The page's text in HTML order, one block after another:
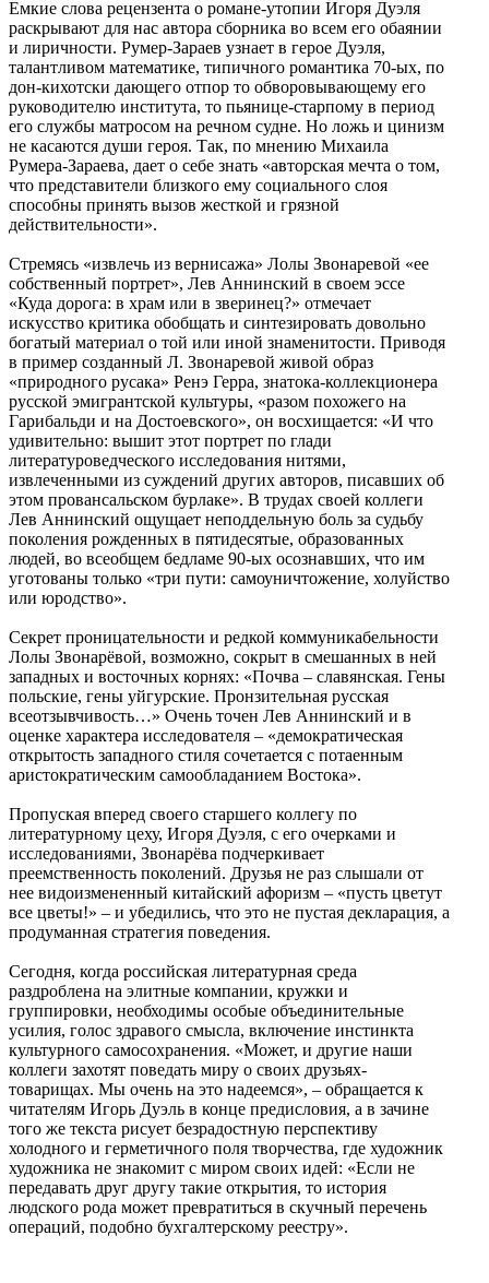
Емкие слова рецензента о романе-утопии Игоря Дуэля
раскрывают для нас автора сборника во всем его обаянии
и лиричности. Румер-Зараев узнает в герое Дуэля,
талантливом математике, типичного романтика 70-ых, по
дон-кихотски дающего отпор то обворовывающему его
руководителю института, то пьянице-старпому в период
его службы матросом на речном судне. Но ложь и цинизм
не касаются души героя. Так, по мнению Михаила
Румера-Зараева, дает о себе знать «авторская мечта о том,
что представители близкого ему социального слоя
способны принять вызов жесткой и грязной
действительности».
Стремясь «извлечь из вернисажа» Лолы Звонаревой «ее
собственный портрет», Лев Аннинский в своем эссе
«Куда дорога: в храм или в зверинец?» отмечает
искусство критика обобщать и синтезировать довольно
богатый материал о той или иной знаменитости. Приводя
в пример созданный Л. Звонаревой живой образ
«природного русака» Ренэ Герра, знатока-коллекционера
русской эмигрантской культуры, «разом похожего на
Гарибальди и на Достоевского», он восхищается: «И что
удивительно: вышит этот портрет по глади
литературоведческого исследования нитями,
извлеченными из суждений других авторов, писавших об
этом провансальском бурлаке». В трудах своей коллеги
Лев Аннинский ощущает неподдельную боль за судьбу
поколения рожденных в пятидесятые, образованных
людей, во всеобщем бедламе 90-ых осознавших, что им
уготованы только «три пути: самоуничтожение, холуйство
или юродство».
Секрет проницательности и редкой коммуникабельности
Лолы Звонарёвой, возможно, сокрыт в смешанных в ней
западных и восточных корнях: «Почва – славянская. Гены
польские, гены уйгурские. Пронзительная русская
всеотзывчивость…» Очень точен Лев Аннинский и в
оценке характера исследователя – «демократическая
открытость западного стиля сочетается с потаенным
аристократическим самообладанием Востока».
Пропуская вперед своего старшего коллегу по
литературному цеху, Игоря Дуэля, с его очерками и
исследованиями, Звонарёва подчеркивает
преемственность поколений. Друзья не раз слышали от
нее видоизмененный китайский афоризм – «пусть цветут
все цветы!» – и убедились, что это не пустая декларация, а
продуманная стратегия поведения.
Сегодня, когда российская литературная среда
раздроблена на элитные компании, кружки и
группировки, необходимы особые объединительные
усилия, голос здравого смысла, включение инстинкта
культурного самосохранения. «Может, и другие наши
коллеги захотят поведать миру о своих друзьях-
товарищах. Мы очень на это надеемся», – обращается к
читателям Игорь Дуэль в конце предисловия, а в зачине
того же текста рисует безрадостную перспективу
холодного и герметичного поля творчества, где художник
художника не знакомит с миром своих идей: «Если не
передавать друг другу такие открытия, то история
людского рода может превратиться в скучный перечень
операций, подобно бухгалтерскому реестру».